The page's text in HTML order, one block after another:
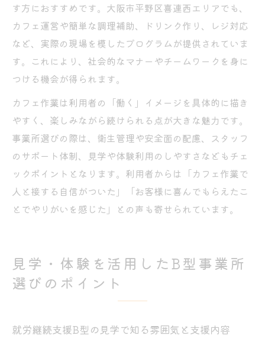
す方におすすめです。大阪市平野区喜連西エリアでも、
カフェ運営や簡単な調理補助、ドリンク作り、レジ対応
など、実際の現場を模したプログラムが提供されていま
す。これにより、社会的なマナーやチームワークを身に
つける機会が得られます。
カフェ作業は利用者の「働く」イメージを具体的に描き
やすく、楽しみながら続けられる点が大きな魅力です。
事業所選びの際は、衛生管理や安全面の配慮、スタッフ
のサポート体制、見学や体験利用のしやすさなどもチェ
ックポイントとなります。利用者からは「カフェ作業で
人と接する自信がついた」「お客様に喜んでもらえたこ
とでやりがいを感じた」との声も寄せられています。
見学・体験を活用したB型事業所
選びのポイント
就労継続支援B型の見学で知る雰囲気と支援内容